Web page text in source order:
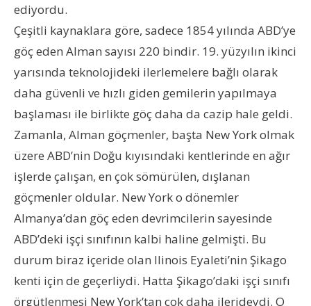
ediyordu.
Çeşitli kaynaklara göre, sadece 1854 yılında ABD’ye
göç eden Alman sayısı 220 bindir. 19. yüzyılın ikinci
yarısında teknolojideki ilerlemelere bağlı olarak
daha güvenli ve hızlı giden gemilerin yapılmaya
başlaması ile birlikte göç daha da cazip hale geldi.
Zamanla, Alman göçmenler, başta New York olmak
üzere ABD’nin Doğu kıyısındaki kentlerinde en ağır
işlerde çalışan, en çok sömürülen, dışlanan
göçmenler oldular. New York o dönemler
Almanya’dan göç eden devrimcilerin sayesinde
ABD’deki işçi sınıfının kalbi haline gelmişti. Bu
durum biraz içeride olan Ilinois Eyaleti’nin Şikago
kenti için de geçerliydi. Hatta Şikago’daki işçi sınıfı
örgütlenmesi New York’tan çok daha ilerideydi. O